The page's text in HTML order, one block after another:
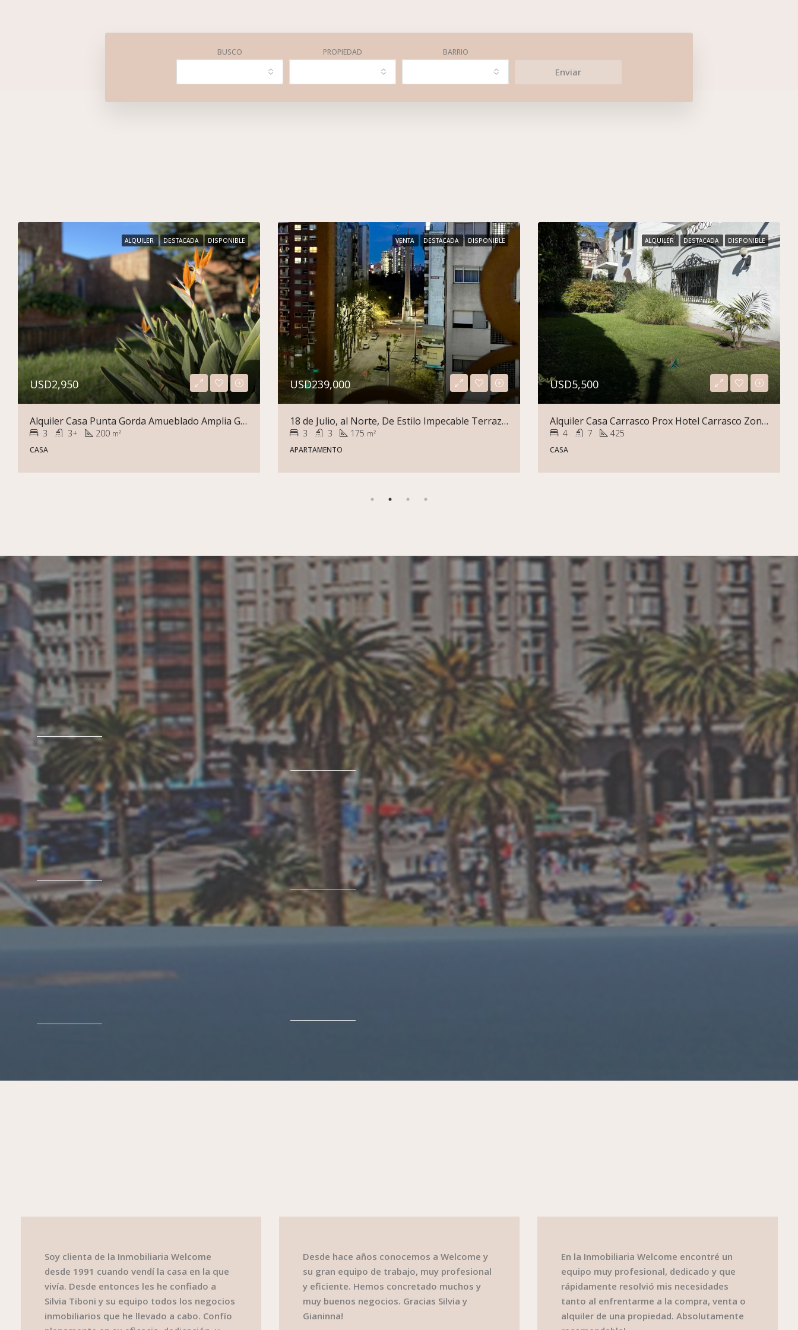
BUSCO PROPIEDAD BARRIO
Enviar
ALQUILER DESTACADA DISPONIBLE
USD2,950
Alquiler Casa Punta Gorda Amueblado Amplia Garage Varios Autos
3 3+ 200 m²
CASA
VENTA DESTACADA DISPONIBLE
USD239,000
18 de Julio, al Norte, De Estilo Impecable Terraza Piso Alto Garage
3 3 175 m²
APARTAMENTO
ALQUILER DESTACADA DISPONIBLE
USD5,500
Alquiler Casa Carrasco Prox Hotel Carrasco Zona Comercial O Vivienda Pu De Estilo
4 7 425
CASA
Soy clienta de la Inmobiliaria Welcome
desde 1991 cuando vendí la casa en la que
vivía. Desde entonces les he confiado a
Silvia Tiboni y su equipo todos los negocios
inmobiliarios que he llevado a cabo. Confío
Desde hace años conocemos a Welcome y
su gran equipo de trabajo, muy profesional
y eficiente. Hemos concretado muchos y
muy buenos negocios. Gracias Silvia y
Gianinna!
En la Inmobiliaria Welcome encontré un
equipo muy profesional, dedicado y que
rápidamente resolvió mis necesidades
tanto al enfrentarme a la compra, venta o
alquiler de una propiedad. Absolutamente